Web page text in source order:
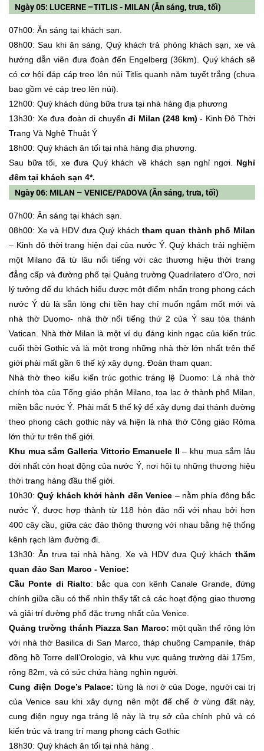
Ngày 05: LUCERNE –TITLIS - MILAN (Ăn sáng, trưa, tối)
07h00: Ăn sáng tại khách sạn.
08h00: Sau khi ăn sáng, Quý khách trả phòng khách sạn, xe và
hướng dẫn viên đưa đoàn đến Engelberg (36km). Quý khách sẽ
có cơ hội đáp cáp treo lên núi Titlis quanh năm tuyết trắng (chưa
bao gồm vé cáp treo lên núi).
12h00: Quý khách dùng bữa trưa tại nhà hàng địa phương
13h30: Xe đưa đoàn di chuyểnđi Milan (248 km) - Kinh Đô Thời
Trang Và Nghệ Thuật Ý
18h00: Quý khách ăn tối tại nhà hàng địa phương.
Sau bữa tối, xe đưa Quý khách về khách sạn nghỉ ngơi. Nghỉ
đêm tại khách sạn 4*.
Ngày 06: MILAN – VENICE/PADOVA (Ăn sáng, trưa, tối)
07h00: Ăn sáng tại khách sạn.
08h00: Xe và HDV đưa Quý khách tham quan thành phố Milan
– Kinh đô thời trang hiện đại của nước Ý. Quý khách trải nghiệm
một Milano đã từ lâu nổi tiếng với các thương hiệu thời trang
đẳng cấp và đường phố tại Quảng trường Quadrilatero d'Oro, nơi
lý tưởng để du khách hiểu được một điểm nhấn trong phong cách
nước Ý dù là sẵn lòng chi tiền hay chỉ muốn ngắm mốt mới và
nhà thờ Duomo- nhà thờ nổi tiếng thứ 2 của Ý sau tòa thánh
Vatican. Nhà thờ Milan là một ví dụ đáng kinh ngạc của kiến trúc
cuối thời Gothic và là một trong những nhà thờ lớn nhất trên thế
giới phải mất gần 6 thế kỷ xây dựng. Đoàn tham quan:
Nhà thờ theo kiểu kiến trúc gothic tráng lệ Duomo: Là nhà thờ
chính tòa của Tổng giáo phận Milano, tọa lạc ở thành phố Milan,
miền bắc nước Ý. Phải mất 5 thế kỷ để xây dựng đại thánh đường
theo phong cách gothic này và hiện là nhà thờ Công giáo Rôma
lớn thứ tư trên thế giới.
Khu mua sắm Galleria Vittorio Emanuele II– khu mua sắm lâu
đời nhất còn hoạt động của nước Ý, nơi hội tụ những thương hiệu
thời trang hàng đầu thế giới.
10h30: Quý khách khởi hành đến Venice – nằm phía đông bắc
nước Ý, được hợp thành từ 118 hòn đảo nối với nhau bởi hơn
400 cây cầu, giữa các đảo thông thương với nhau bằng hệ thống
kênh rạch làm đường đi.
13h30: Ăn trưa tại nhà hàng. Xe và HDV đưa Quý khách thăm
quan đảo San Marco - Venice:
Cầu Ponte di Rialto: bắc qua con kênh Canale Grande, đứng
chính giữa cầu có thể nhìn thấy tất cả các hoạt động giao thương
và giải trí đường phố đặc trưng nhất của Venice.
Quảng trường thánh Piazza San Marco: một quần thể rộng lớn
với nhà thờ Basilica di San Marco, tháp chuông Campanile, tháp
đồng hồ Torre dell’Orologio, và khu vực quảng trường dài 175m,
rộng 82m, và có sức chứa hàng nghìn người.
Cung điện Doge’s Palace: từng là nơi ở của Doge, người cai trị
của Venice sau khi xây dựng nên một đế chế ở vùng đất này,
cung điện nguy nga tráng lệ này là trụ sở của chính phủ và có
kiến trúc và trang trí mang phong cách Gothic
18h30: Quý khách ăn tối tại nhà hàng .